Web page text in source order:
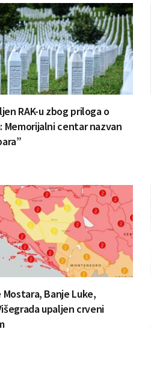
RAK-u zbog priloga o
Memorijalni centar nazvan
Mostara, Banje Luke,
upaljen crveni